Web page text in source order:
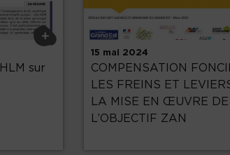
+
sur
15 mai 2024
COMPENSATION
LES FREINS ET
LA MISE EN ŒUVRE DE
L’OBJECTIF ZAN